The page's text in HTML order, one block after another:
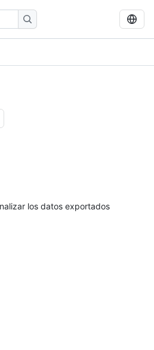
los datos exportados